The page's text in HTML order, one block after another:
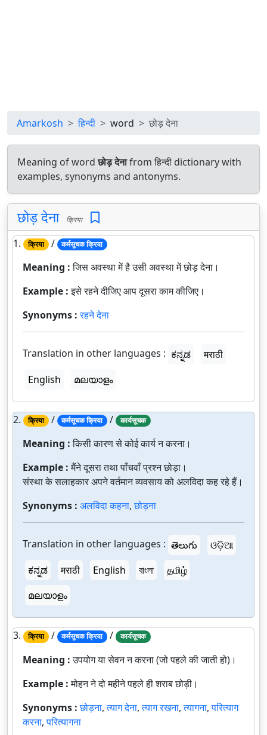
Amarkosh हिन्दी word छोड़ देना
Meaning of wordछोड़ देनाfrom हिन्दी dictionary with
examples, synonyms and antonyms.
छोड़ देना क्रिया
1. क्रिया / कर्मसूचक क्रिया
Meaning :जिस अवस्था में है उसी अवस्था में छोड़ देना।
Example :इसे रहने दीजिए आप दूसरा काम कीजिए।
Synonyms :रहने देना
Translation in other languages : ಕನ್ನಡ
मराठी
English
മലയാളം
2. क्रिया / कर्मसूचक क्रिया / कार्यसूचक
Meaning :किसी कारण से कोई कार्य न करना।
Example :मैंने दूसरा तथा पाँचवाँ प्रश्न छोड़ा।
संस्था के सलाहकार अपने वर्तमान व्यवसाय को अलविदा कह रहे हैं।
Synonyms : अलविदा कहना,छोड़ना
Translation in other languages : తెలుగు
ଓଡ଼ିଆ
ಕನ್ನಡ
मराठी English বাংলা
தமிழ்
മലയാളം
3. क्रिया / कर्मसूचक क्रिया / कार्यसूचक
Meaning :उपयोग या सेवन न करना (जो पहले की जाती हो)।
Example :मोहन ने दो महीने पहले ही शराब छोड़ी।
Synonyms :छोड़ना,त्याग देना,त्याग रखना,त्यागना,परित्याग
करना,परित्यागना